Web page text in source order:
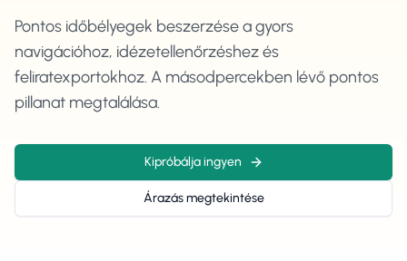
Pontos időbélyegek beszerzése a gyors
navigációhoz, idézetellenőrzéshez és
feliratexportokhoz. A másodpercekben lévő pontos
pillanat megtalálása.
Kipróbálja ingyen
Árazás megtekintése